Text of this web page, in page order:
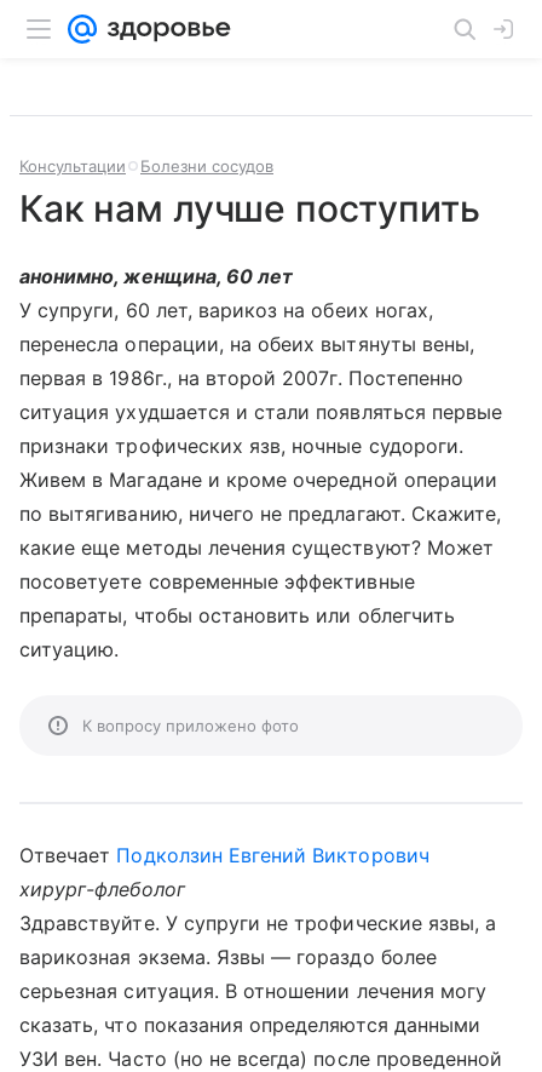
Консультации Болезни сосудов
Как нам лучше поступить
анонимно, женщина, 60 лет
У супруги, 60 лет, варикоз на обеих ногах,
перенесла операции, на обеих вытянуты вены,
первая в 1986г., на второй 2007г. Постепенно
ситуация ухудшается и стали появляться первые
признаки трофических язв, ночные судороги.
Живем в Магадане и кроме очередной операции
по вытягиванию, ничего не предлагают. Скажите,
какие еще методы лечения существуют? Может
посоветуете современные эффективные
препараты, чтобы остановить или облегчить
ситуацию.
К вопросу приложено фото
Отвечает Подколзин Евгений Викторович
хирург-флеболог
Здравствуйте. У супруги не трофические язвы, а
варикозная экзема. Язвы — гораздо более
серьезная ситуация. В отношении лечения могу
сказать, что показания определяются данными
УЗИ вен. Часто (но не всегда) после проведенной